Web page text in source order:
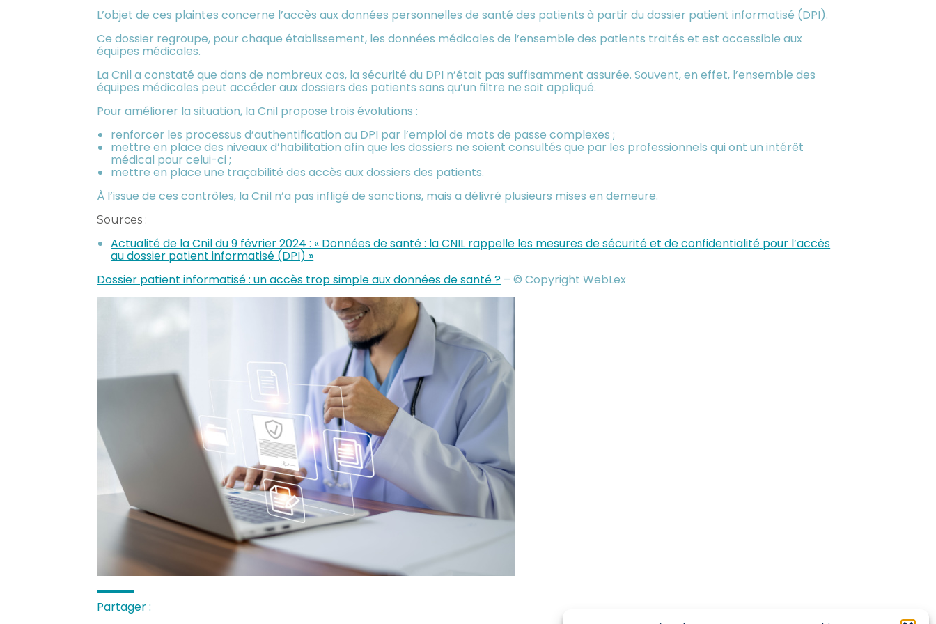
L’objet de ces plaintes concerne l’accès aux données personnelles de santé des patients à partir du dossier patient informatisé (DPI).
Ce dossier regroupe, pour chaque établissement, les données médicales de l’ensemble des patients traités et est accessible aux
équipes médicales.
La Cnil a constaté que dans de nombreux cas, la sécurité du DPI n’était pas suffisamment assurée. Souvent, en effet, l’ensemble des
équipes médicales peut accéder aux dossiers des patients sans qu’un filtre ne soit appliqué.
Pour améliorer la situation, la Cnil propose trois évolutions :
renforcer les processus d’authentification au DPI par l’emploi de mots de passe complexes ;
mettre en place des niveaux d’habilitation afin que les dossiers ne soient consultés que par les professionnels qui ont un intérêt
médical pour celui-ci ;
mettre en place une traçabilité des accès aux dossiers des patients.
À l’issue de ces contrôles, la Cnil n’a pas infligé de sanctions, mais a délivré plusieurs mises en demeure.
Sources :
Actualité de la Cnil du 9 février 2024 : « Données de santé : la CNIL rappelle les mesures de sécurité et de confidentialité pour l’accès
au dossier patient informatisé (DPI) »
Dossier patient informatisé : un accès trop simple aux données de santé ? – © Copyright WebLex
Partager :